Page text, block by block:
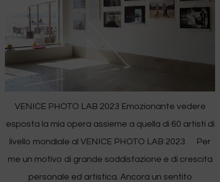
VENICE PHOTO LAB 2023 Emozionante vedere
esposta la mia opera assieme a quella di 60 artisti di
livello mondiale al VENICE PHOTO LAB 2023. Per
me un motivo di grande soddisfazione e di crescita
personale ed artistica. Ancora un sentito